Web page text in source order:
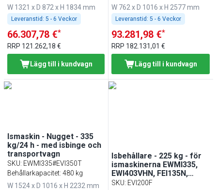
W 1321 x D 872 x H 1834 mm
Leveranstid: 5 - 6 Veckor
66.307,78 €*
RRP 121.262,18 €
Lägg till i kundvagn
W 762 x D 1016 x H 2577 mm
Leveranstid: 5 - 6 Veckor
93.281,98 €*
RRP 182.131,01 €
Lägg till i kundvagn
Ismaskin - Nugget - 335
kg/24 h - med isbinge och
transportvagn
SKU: EWMI335#EVI350T
Behållarkapacitet: 480 kg
W 1524 x D 1016 x H 2232 mm
Isbehållare - 225 kg - för
ismaskinerna EWMI335,
EWI403VHN, FEI135N,
FEI220N, FEI390 & FEI565
SKU: EVI200F